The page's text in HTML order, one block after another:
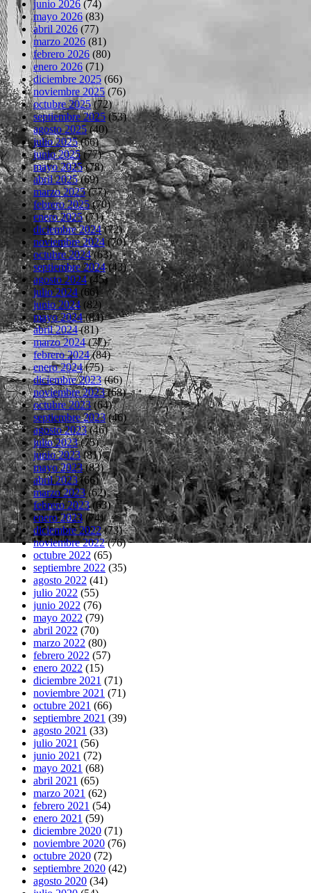
junio 2026 (74)
mayo 2026 (83)
abril 2026 (77)
marzo 2026 (81)
febrero 2026 (80)
enero 2026 (71)
diciembre 2025 (66)
noviembre 2025(76)
octubre 2025(72)
septiembre 2025(53)
agosto 2025(40)
julio 2025(66)
junio 2025(77)
mayo 2025(78)
abril 2025(69)
marzo 2025(77)
febrero 2025(70)
enero 2025(71)
diciembre 2024(72)
noviembre 2024(70)
octubre 2024(63)
septiembre 2024(43)
agosto 2024(45)
julio 2024 (66)
junio 2024 (82)
mayo 2024(84)
abril 2024(81)
marzo 2024(77)
febrero 2024(84)
enero 2024(75)
diciembre 2023(66)
noviembre 2023(68)
octubre 2023(64)
septiembre 2023(46)
agosto 2023(46)
julio 2023(75)
junio 2023(81)
mayo 2023(83)
abril 2023(66)
marzo 2023(62)
febrero 2023(63)
enero 2023 (74)
diciembre 2022(73)
noviembre 2022(76)
octubre 2022 (65)
septiembre 2022 (35)
agosto 2022 (41)
julio 2022 (55)
junio 2022 (76)
mayo 2022 (79)
abril 2022 (70)
marzo 2022 (80)
febrero 2022 (57)
enero 2022 (15)
diciembre 2021 (71)
noviembre 2021 (71)
octubre 2021 (66)
septiembre 2021 (39)
agosto 2021 (33)
julio 2021 (56)
junio 2021 (72)
mayo 2021 (68)
abril 2021 (65)
marzo 2021 (62)
febrero 2021 (54)
enero 2021 (59)
diciembre 2020 (71)
noviembre 2020 (76)
octubre 2020 (72)
septiembre 2020 (42)
agosto 2020 (34)